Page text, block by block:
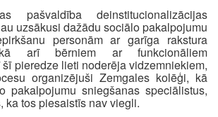
pašvaldība deinstitucionalizācijas
uzsākusi dažādu sociālo pakalpojumu
personām ar garīga rakstura
kā arī bērniem ar funkcionāliem
pieredze lieti noderēja vidzemniekiem,
organizējuši Zemgales kolēģi, kā
pakalpojumu sniegšanas speciālistus,
ka tos piesaistīs nav viegli.